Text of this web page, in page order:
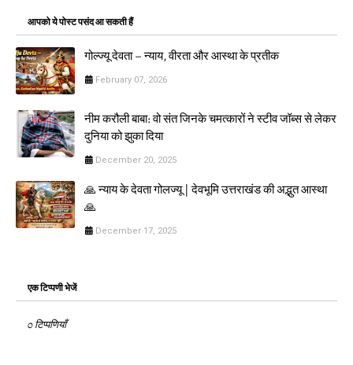
आपको ये पोस्ट पसंद आ सकती हैं
गोल्ज्यू देवता – न्याय, वीरता और आस्था के प्रतीक
February 07, 2026
नीम करौली बाबा: वो संत जिनके चमत्कारों ने स्टीव जॉब्स से लेकर
दुनिया को झुका दिया
December 20, 2025
🙏 न्याय के देवता गोलज्यू | देवभूमि उत्तराखंड की अद्भुत आस्था
🙏
December 17, 2025
एक टिप्पणी भेजें
0 टिप्पणियाँ